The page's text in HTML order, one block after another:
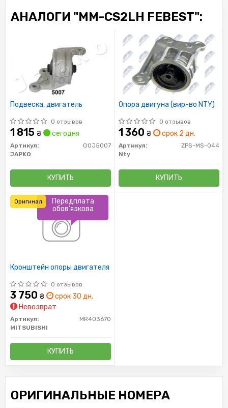
АНАЛОГИ "MM-CS2LH FEBEST":
Подвеска, двигатель
0 отзывов
1 815 ₴ сегодня
Артикул:
GOJ5007
JAPKO
КУПИТЬ
Опора двигуна (вир-во NTY)
0 отзывов
1 360 ₴ срок 2 дн.
Артикул:
ZPS-MS-044
Nty
КУПИТЬ
Кронштейн опоры двигателя
0 отзывов
3 750 ₴
срок 30 дн.
Невозврат
Артикул:
MR403670
MITSUBISHI
КУПИТЬ
Передплата
обов'язкова
Оригинал
ОРИГИНАЛЬНЫЕ НОМЕРА